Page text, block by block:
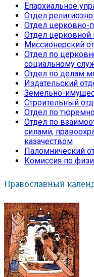
Епархиальное
Отдел
Отдел церковно-
Отдел церковной
Миссионерский
Отдел по
социальному
Отдел по делам
Издательский
Земельно-
Строительный
Отдел по
Отдел по
силами,
казачеством
Паломнический
Комиссия по
Православный